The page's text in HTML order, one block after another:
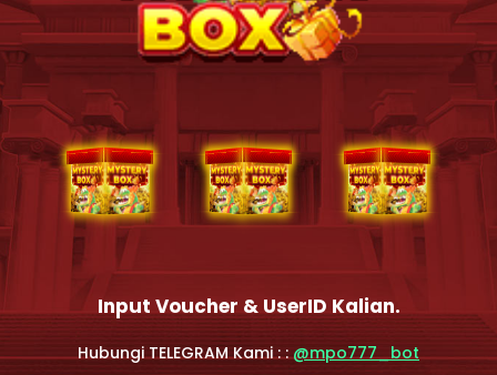
Input Voucher & UserID Kalian.
Hubungi TELEGRAM Kami : :@mpo777_bot